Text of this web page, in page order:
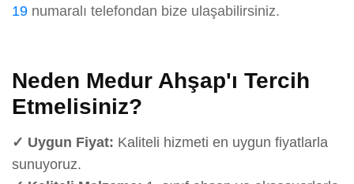
19 numaralı telefondan bize ulaşabilirsiniz.
Neden Medur Ahşap'ı Tercih
Etmelisiniz?
✓ Uygun Fiyat: Kaliteli hizmeti en uygun fiyatlarla
sunuyoruz.